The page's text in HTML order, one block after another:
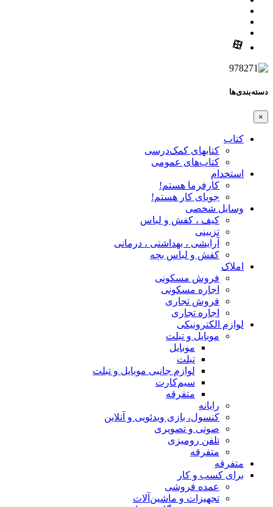
دسته‌بندی‌ها
×
کتاب
کتابهای کمک‌درسی
کتاب‌های عمومی
استخدام
کارفرما هستم!
جویای کار هستم!
وسایل شخصی
کیف ، کفش و لباس
تزیینی
آرایشی ، بهداشتی ، درمانی
کفش و لباس بچه
املاک
فروش مسکونی
اجاره مسکونی
فروش تجاری
اجاره تجاری
لوازم الکترونیکی
موبایل و تبلت
موبایل
تبلت
لوازم جانبی موبایل و تبلت
سیم‌کارت
متفرقه
رایانه
کنسول، بازی‌ ویدئویی و آنلاین
صوتی و تصویری
تلفن رومیزی
متفرقه
متفرقه
برای کسب و کار
عمده فروشی
تجهیزات و ماشین‌آلات